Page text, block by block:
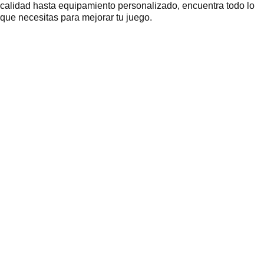
calidad hasta equipamiento personalizado, encuentra todo lo
que necesitas para mejorar tu juego.